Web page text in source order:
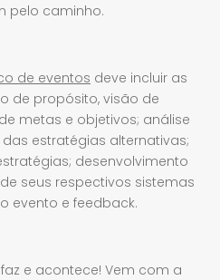
pelo caminho.
de eventos deve incluir as
de propósito, visão de
metas e objetivos; análise
estratégias alternativas;
desenvolvimento
seus respectivos sistemas
evento e feedback.
e acontece! Vem com a